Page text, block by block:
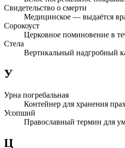
Свидетельство о смерти
Медицинское — выдаётся
Сорокоуст
Церковное поминовение в
Стела
Вертикальный надгробный
У
Урна погребальная
Контейнер для хранения
Усопший
Православный термин для
Ц